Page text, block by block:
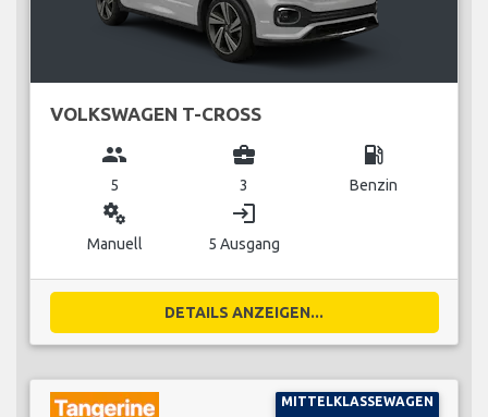
VOLKSWAGEN T-CROSS
group
5
business_center
3
local_gas_station
Benzin
miscellaneous_services
Manuell
login
5 Ausgang
DETAILS ANZEIGEN...
MITTELKLASSEWAGEN